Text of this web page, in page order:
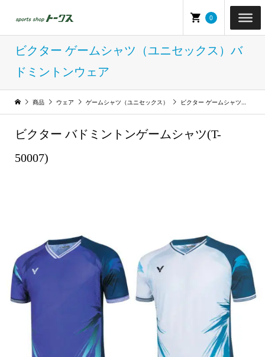
0
ビクター ゲームシャツ（ユニセックス）バ
ドミントンウェア
商品 ウェア ゲームシャツ（ユニセックス） ビクター ゲームシャツ（ユニセックス）バドミントンウェア
ビクター バドミントンゲームシャツ(T-
50007)